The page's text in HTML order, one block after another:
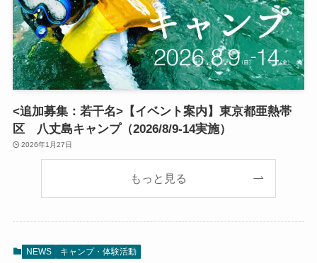
<追加募集：若干名>【イベント案内】東京都亜熱帯
区 八丈島キャンプ（2026/8/9-14実施）
2026年1月27日
もっと見る
NEWS キャンプ・体験活動